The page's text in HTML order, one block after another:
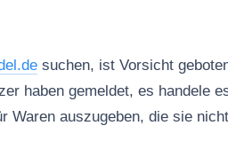
suchen, ist Vorsicht
haben gemeldet, es handele
Waren auszugeben, die sie